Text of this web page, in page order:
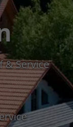
& Service